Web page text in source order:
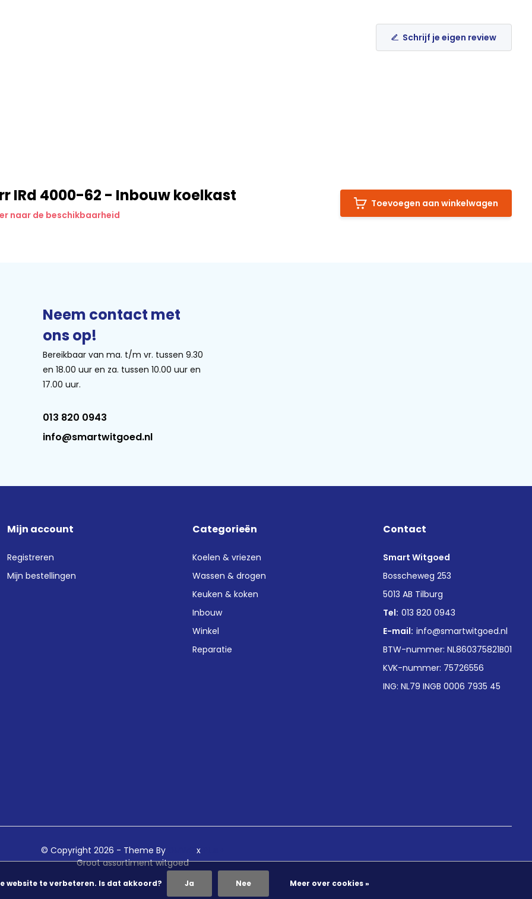
op je keukenfront. De
geruisloos sluit, zelfs als je
een heldere LED-
schoon te houden is.
En met de stille werking is
vriesgedeelte? De
Schrijf je eigen review
IRd 4000-62 - Inbouw koelkast
naar de beschikbaarheid
Toevoegen aan winkelwagen
Neem contact met
ons op!
Bereikbaar van ma. t/m vr. tussen 9.30
en 18.00 uur en za. tussen 10.00 uur en
17.00 uur.
013 820 0943
info@smartwitgoed.nl
Mijn account
Registreren
Mijn bestellingen
Categorieën
Koelen & vriezen
Wassen & drogen
Keuken & koken
Inbouw
Winkel
Reparatie
Contact
Smart Witgoed
Bosscheweg 253
5013 AB Tilburg
Tel: 013 820 0943
E-mail: info@smartwitgoed.nl
BTW-nummer: NL860375821B01
KVK-nummer: 75726556
ING: NL79 INGB 0006 7935 45
© Copyright 2026 - Theme By x
Groot assortiment witgoed
website te verbeteren. Is dat akkoord? Ja Nee Meer over cookies »